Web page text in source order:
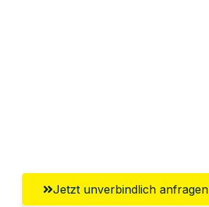
Jetzt unverbindlich anfragen